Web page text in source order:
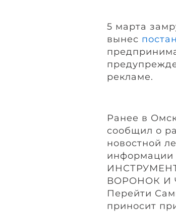
5 марта
вынес
рекламе.
Ранее в
сообщил о
новостной
ВОРОНОК И
Перейти
приносит